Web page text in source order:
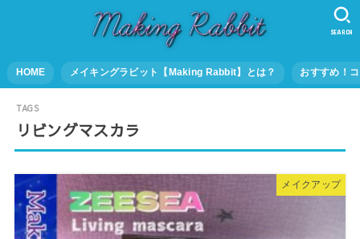
HOME メイキングラビット【Making Rabbit】とは？ おすすめ！
SEARCH
リビングマスカラ
メイクアップ